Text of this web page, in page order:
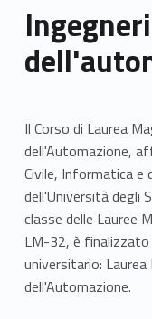
Il Corso di Laurea
dell'Automazione,
Civile, Informatica e
dell'Università degli
classe delle Lauree
LM-32, è
universitario:
dell'Automazione.